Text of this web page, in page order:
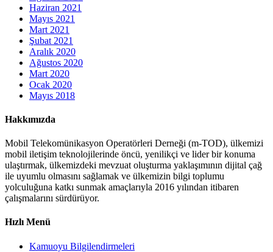
Haziran 2021
Mayıs 2021
Mart 2021
Şubat 2021
Aralık 2020
Ağustos 2020
Mart 2020
Ocak 2020
Mayıs 2018
Hakkımızda
Mobil Telekomünikasyon Operatörleri Derneği (m-TOD), ülkemizi
mobil iletişim teknolojilerinde öncü, yenilikçi ve lider bir konuma
ulaştırmak, ülkemizdeki mevzuat oluşturma yaklaşımının dijital çağ
ile uyumlu olmasını sağlamak ve ülkemizin bilgi toplumu
yolculuğuna katkı sunmak amaçlarıyla 2016 yılından itibaren
çalışmalarını sürdürüyor.
Hızlı Menü
Kamuoyu Bilgilendirmeleri